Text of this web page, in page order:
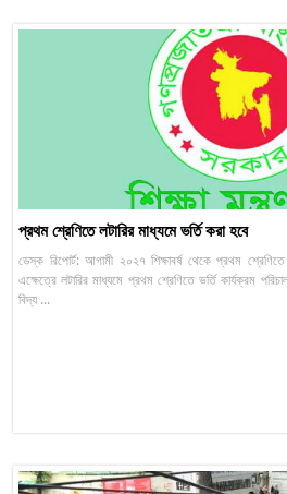
প্রথম শ্রেণিতে লটারির মাধ্যমে ভর্তি করা হবে
ডেস্ক রিপোর্ট: আগামী ২০২৭ শিক্ষাবর্ষ থেকে প্রথম
এক্ষেত্রে লটারির মাধ্যমে প্রথম শ্রেণিতে ভর্তি কার্যক্রম
বিদ্য ...